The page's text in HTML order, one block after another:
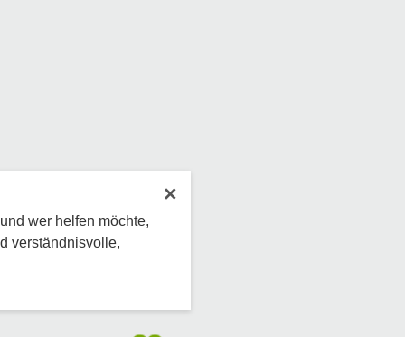
×
wer helfen möchte,
verständnisvolle,